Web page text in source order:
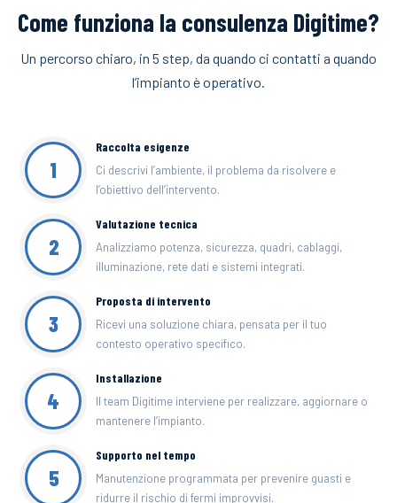
Come funziona la consulenza Digitime?
Un percorso chiaro, in 5 step, da quando ci contatti a quando
l’impianto è operativo.
1
Raccolta esigenze
Ci descrivi l’ambiente, il problema da risolvere e
l’obiettivo dell’intervento.
2
Valutazione tecnica
Analizziamo potenza, sicurezza, quadri, cablaggi,
illuminazione, rete dati e sistemi integrati.
3
Proposta di intervento
Ricevi una soluzione chiara, pensata per il tuo
contesto operativo specifico.
4
Installazione
Il team Digitime interviene per realizzare, aggiornare o
mantenere l’impianto.
5
Supporto nel tempo
Manutenzione programmata per prevenire guasti e
ridurre il rischio di fermi improvvisi.